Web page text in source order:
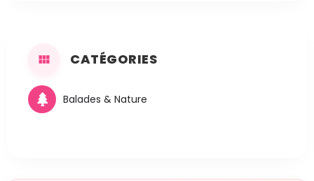
CATÉGORIES
Balades & Nature